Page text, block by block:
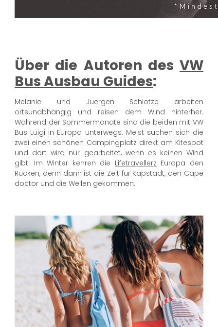
Über die Autoren des VW
Bus Ausbau Guides:
Melanie und Juergen Schlotze arbeiten
ortsunabhängig und reisen dem Wind hinterher.
Während der Sommermonate sind die beiden mit VW
Bus Luigi in Europa unterwegs. Meist suchen sich die
zwei einen schönen Campingplatz direkt am Kitespot
und dort wird nur gearbeitet, wenn es keinen Wind
gibt. Im Winter kehren die Lifetravellerz Europa den
Rücken, denn dann ist die Zeit für Kapstadt, den Cape
doctor und die Wellen gekommen.